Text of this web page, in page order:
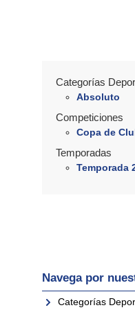
Categorías
Absoluto
Competiciones
Copa de
Temporadas
Temporada
Navega por
Categorías